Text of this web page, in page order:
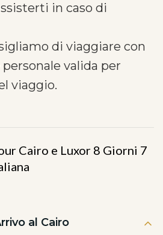
in caso di
di viaggiare con
personale valida per
viaggio.
Cairo e Luxor 8 Giorni 7
al Cairo